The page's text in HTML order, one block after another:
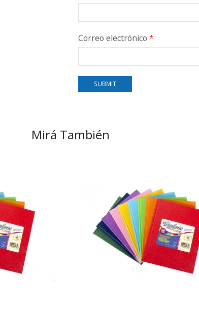
Correo electrónico *
Mirá También